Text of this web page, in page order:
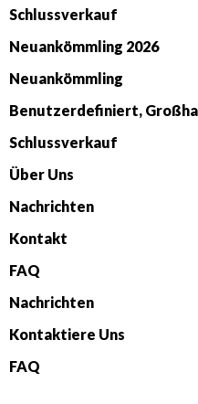
Schlussverkauf
Neuankömmling 2026
Neuankömmling
Benutzerdefiniert,
Schlussverkauf
Über Uns
Nachrichten
Kontakt
FAQ
Nachrichten
Kontaktiere Uns
FAQ